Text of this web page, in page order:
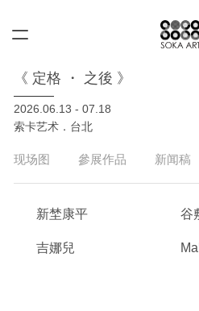
《 定格 ・ 之後 》
2026.06.13 - 07.18
索卡艺术．台北
现场图 參展作品 新闻稿
新埜康平 谷
吉娜兒